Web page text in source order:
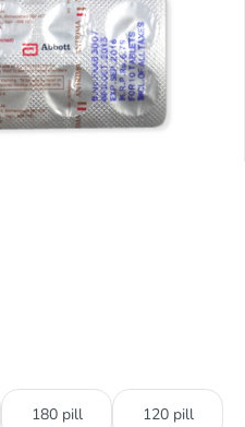
180 pill 120 pill